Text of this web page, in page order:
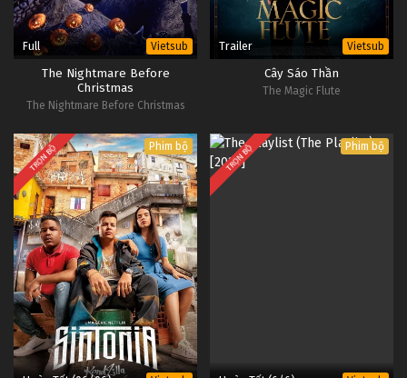
Full Vietsub
The Nightmare Before
Christmas
The Nightmare Before Christmas
Trailer Vietsub
Cây Sáo Thần
The Magic Flute
TRỌN BỘ Phim bộ TRỌN BỘ Phim bộ